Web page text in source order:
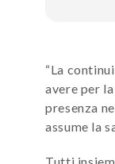
“La
avere per
presenza
assume la